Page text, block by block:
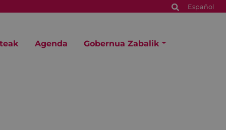
Español
Agenda Gobernua Zabalik